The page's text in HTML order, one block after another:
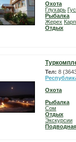
Охота
Глухарь
Рыбалка
Жерех
Отдых
Тел: 8
Охота
Рыбалка
Сом
Отдых
Экскурсии